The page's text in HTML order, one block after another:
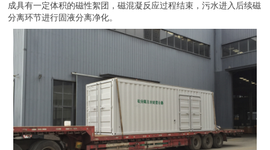
成具有一定体积的磁性絮团，磁混凝反应过程结束，污水进入后续磁
分离环节进行固液分离净化。